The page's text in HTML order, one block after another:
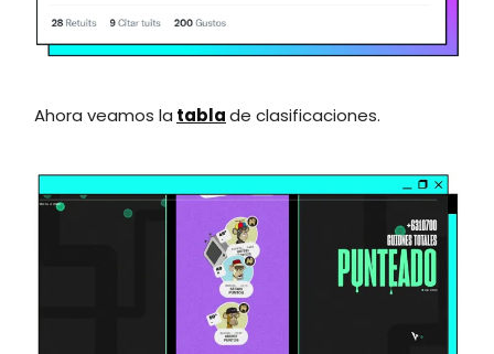
Ahora veamos la tablade clasificaciones.